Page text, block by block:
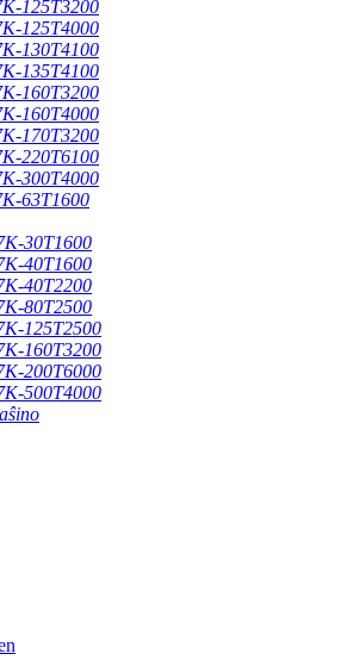
125T3200
125T4000
130T4100
135T4100
160T3200
160T4000
170T3200
220T6100
300T4000
63T1600
30T1600
40T1600
40T2200
80T2500
125T2500
160T3200
200T6000
500T4000